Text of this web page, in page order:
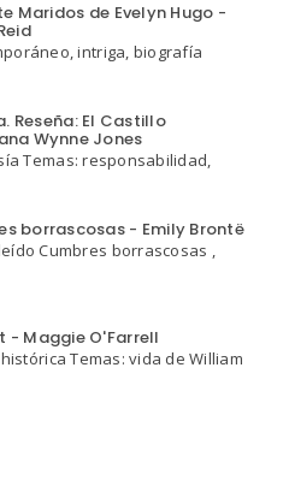
Maridos de Evelyn Hugo -
intriga, biografía
Reseña: El Castillo
Wynne Jones
Temas: responsabilidad,
borrascosas - Emily Brontë
Cumbres borrascosas ,
- Maggie O'Farrell
Temas: vida de William